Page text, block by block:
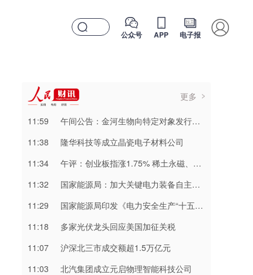
公众号 APP 电子报
更多
11:59
午间公告：金河生物向特定对象发行股票申请获证监会同意注册批复
11:38
隆华科技等成立晶瓷电子材料公司
11:34
午评：创业板指涨1.75% 稀土永磁、PCB等概念板块走强
11:32
国家能源局：加大关键电力装备自主研发 推动电力芯片、特高压组部件等关键技术突破
11:29
国家能源局印发《电力安全生产“十五五”行动计划》
11:18
多家光伏龙头回应美国加征关税
11:07
​沪深北三市成交额超1.5万亿元
11:03
北汽集团成立元启物理智能科技公司